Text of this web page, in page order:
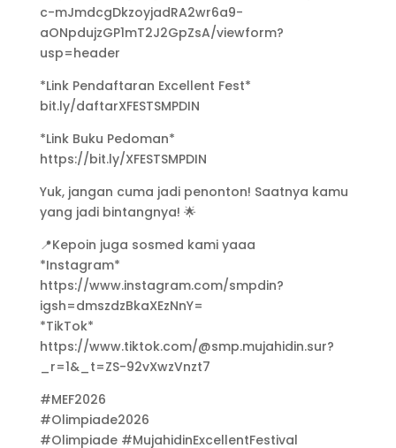
c-mJmdcgDkzoyjadRA2wr6a9-
aONpdujzGP1mT2J2GpZsA/viewform?
usp=header
*Link Pendaftaran Excellent Fest*
bit.ly/daftarXFESTSMPDIN
*Link Buku Pedoman*
https://bit.ly/XFESTSMPDIN
Yuk, jangan cuma jadi penonton! Saatnya kamu
yang jadi bintangnya! 🌟
📍Kepoin juga sosmed kami yaaa
*Instagram*
https://www.instagram.com/smpdin?
igsh=dmszdzBkaXEzNnY=
*TikTok*
https://www.tiktok.com/@smp.mujahidin.sur?
_r=1&_t=ZS-92vXwzVnzt7
#MEF2026
#Olimpiade2026
#Olimpiade #MujahidinExcellentFestival